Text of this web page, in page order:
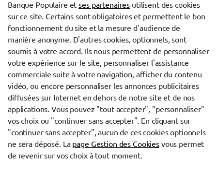
Pessac
Bergerac
Eysines
Mérignac
Trouver une agence Banque Populaire
Gironde
Sauveterre-de-Guyenne
SAUVETERRE DE GUYENNE
evermaps ©
Banque Populaire etses partenaires utilisent des cookies
sur ce site. Certains sont obligatoires et permettent le bon
fonctionnement du site et la mesure d'audience de
manière anonyme. D'autres cookies, optionnels, sont
soumis à votre accord. Ils nous permettent de personnaliser
votre expérience sur le site, personnaliser l'assistance
commerciale suite à votre navigation, afficher du contenu
vidéo, ou encore personnaliser les annonces publicitaires
diffusées sur Internet en dehors de notre site et de nos
applications. Vous pouvez "tout accepter", "personnaliser"
vos choix ou "continuer sans accepter". En cliquant sur
"continuer sans accepter", aucun de ces cookies optionnels
ne sera déposé. La page Gestion des Cookiesvous permet
de revenir sur vos choix à tout moment.